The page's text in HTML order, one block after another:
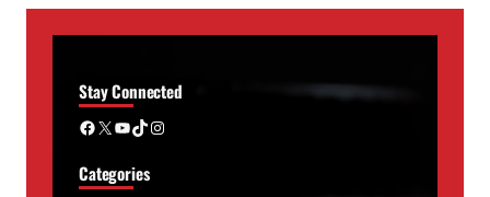
Stay Connected
Facebook X YouTube TikTok Instagram
Categories